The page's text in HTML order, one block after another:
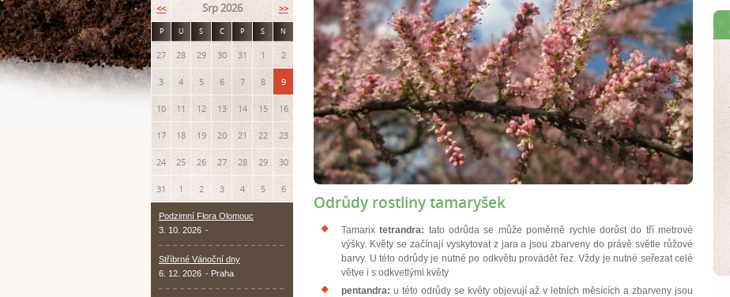
Odrůdy rostliny tamaryšek
Tamarix tetrandra: tato odrůda se může poměrně rychle dorůst do tří metrové
výšky. Květy se začínají vyskytovat z jara a jsou zbarveny do právě světle růžové
barvy. U této odrůdy je nutné po odkvětu provádět řez. Vždy je nutné seřezat celé
větve i s odkvetlými květy
pentandra: u této odrůdy se květy objevují až v letních měsících a zbarveny jsou
<< Srp 2026 >>
P Ú S Č P S N
27 28 29 30 31 1 2
3 4 5 6 7 8 9
10 11 12 13 14 15 16
17 18 19 20 21 22 23
24 25 26 27 28 29 30
31 1 2 3 4 5 6
Podzimní Flora Olomouc
3. 10. 2026 -
Stříbrné Vánoční dny
6. 12. 2026 - Praha